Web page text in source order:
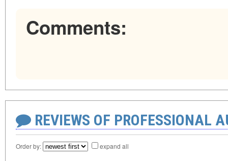
Comments:
REVIEWS OF PROFESSIONAL
Order by: expand all